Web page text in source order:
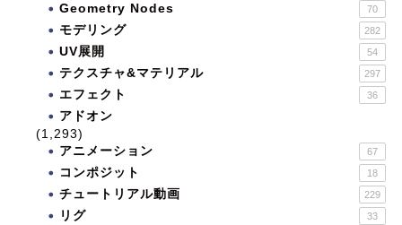
Geometry Nodes 70
モデリング 282
UV展開 54
テクスチャ&マテリアル 297
エフェクト 36
アドオン
(1,293)
アニメーション
67
コンポジット 18
チュートリアル動画 229
リグ 33